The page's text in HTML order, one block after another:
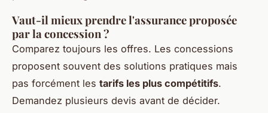
Vaut-il mieux prendre l'assurance proposée
par la concession ?
Comparez toujours les offres. Les concessions
proposent souvent des solutions pratiques mais
pas forcément les tarifs les plus compétitifs.
Demandez plusieurs devis avant de décider.